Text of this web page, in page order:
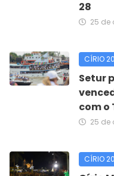
28
25 de
CÍRIO
Setur
com o
25 de
CÍRIO